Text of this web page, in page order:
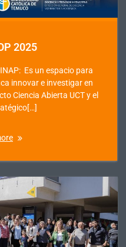
2025
Es un espacio para
innovar e investigar en
Ciencia Abierta UCT y el